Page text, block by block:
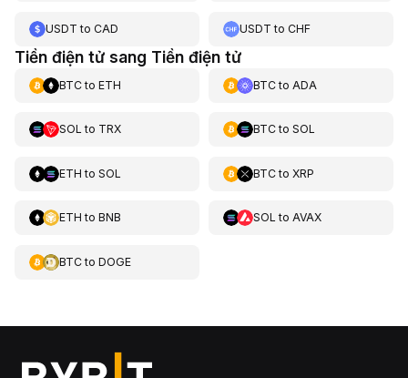
USDT to CAD USDT toCHF
Tiền điện tử sang Tiền điện tử
BTCto ETH BTCto ADA
SOL to TRX BTCto SOL
ETH to SOL BTCto XRP
ETH to BNB SOL to AVAX
BTCto DOGE